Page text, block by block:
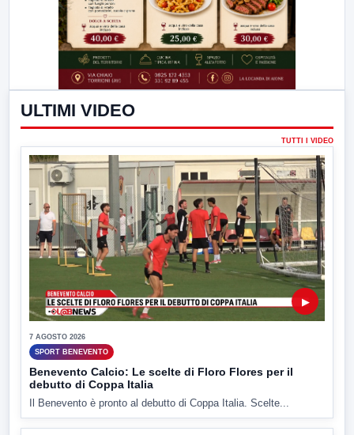
ULTIMI VIDEO
TUTTI I VIDEO
▶
7 AGOSTO 2026
SPORT BENEVENTO
Benevento Calcio: Le scelte di Floro Flores per il
debutto di Coppa Italia
Il Benevento è pronto al debutto di Coppa Italia. Scelte...